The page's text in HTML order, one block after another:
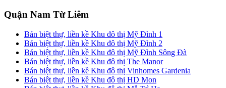
Quận Nam Từ Liêm
Bán biệt thự, liền kề Khu đô thị Mỹ Đình 1
Bán biệt thự, liền kề Khu đô thị Mỹ Đình 2
Bán biệt thự, liền kề Khu đô thị Mỹ Đình Sông Đà
Bán biệt thự, liền kề Khu đô thị The Manor
Bán biệt thự, liền kề Khu đô thị Vinhomes Gardenia
Bán biệt thự, liền kề Khu đô thị HD Mon